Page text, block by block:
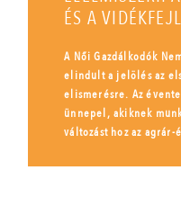
ÉS A
A Női Gazdálkodók
elindult a jelölés az
elismerésre. Az
ünnepel, akiknek
változást hoz az